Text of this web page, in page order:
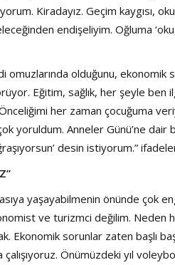
Kiradayız. Geçim kaygısı,
endişeliyim. Oğluma
olduğunu, ekonomik
Eğitim, sağlık, her şeyle ben
her zaman çocuğuma
yoruldum. Anneler Günü’ne dair
desin istiyorum.”
yaşayabilmenin önünde çok
ve turizmci değilim.
Ekonomik sorunlar zaten başlı
çalışıyoruz. Önümüzdeki yıl